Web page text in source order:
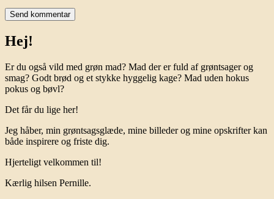
Hej!
Er du også vild med grøn mad? Mad der er fuld af grøntsager og
smag? Godt brød og et stykke hyggelig kage? Mad uden hokus
pokus og bøvl?
Det får du lige her!
Jeg håber, min grøntsagsglæde, mine billeder og mine opskrifter kan
både inspirere og friste dig.
Hjerteligt velkommen til!
Kærlig hilsen Pernille.